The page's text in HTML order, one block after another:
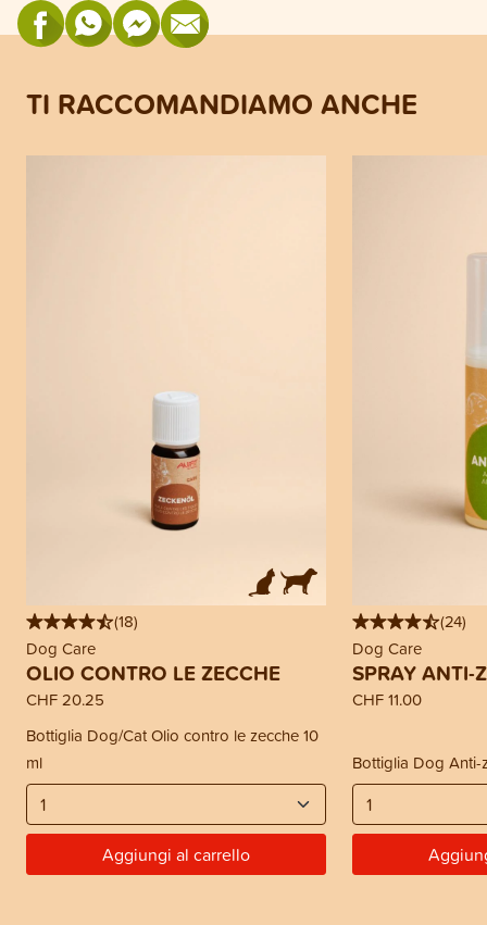
TI RACCOMANDIAMO ANCHE
(18)
Dog Care
OLIO CONTRO LE ZECCHE
CHF 20.25
Bottiglia Dog/Cat Olio contro le zecche 10
ml
Aggiungi al carrello
(24)
Dog Care
SPRAY ANTI-
CHF 11.00
Bottiglia Dog Anti-